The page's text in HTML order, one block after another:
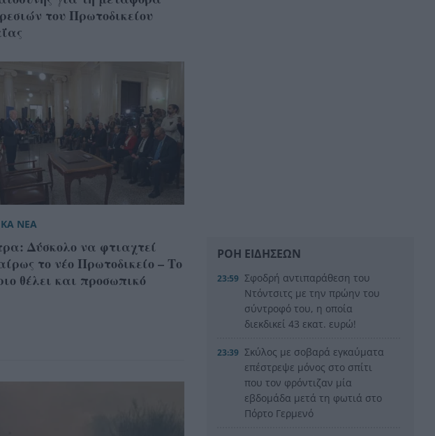
του Πρωτοδικείου
ΝΕΑ
Δύσκολο να φτιαχτεί
το νέο Πρωτοδικείο – Το
θέλει και προσωπικό
ΡΟΗ ΕΙΔΗΣΕΩΝ
23:59 Σφοδρή αντιπαράθεση του
Ντόντσιτς με την πρώην του
σύντροφό του, η οποία
διεκδικεί 43 εκατ. ευρώ!
23:39 Σκύλος με σοβαρά εγκαύματα
επέστρεψε μόνος στο σπίτι
που τον φρόντιζαν μία
εβδομάδα μετά τη φωτιά στο
Πόρτο Γερμενό